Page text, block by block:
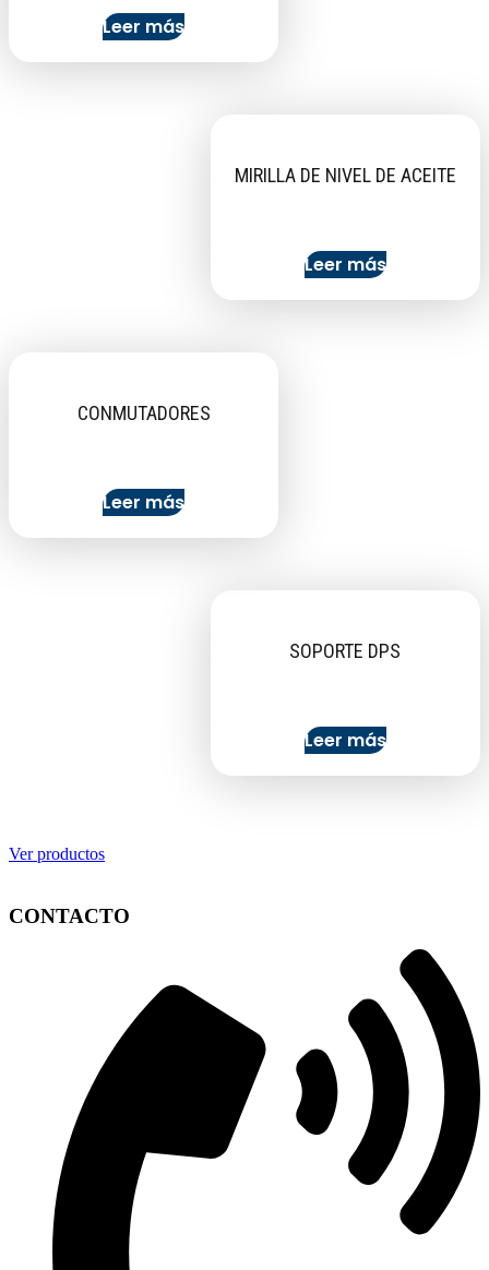
Leer más
MIRILLA DE NIVEL DE ACEITE
Leer más
CONMUTADORES
Leer más
SOPORTE DPS
Leer más
Ver productos
CONTACTO